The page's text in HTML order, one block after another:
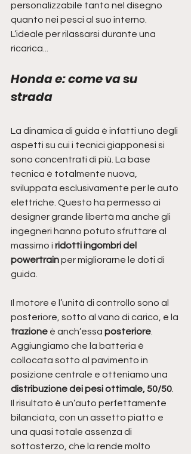
personalizzabile tanto nel disegno
quanto nei pesci al suo interno.
L’ideale per rilassarsi durante una
ricarica...
Honda e: come va su
strada
La dinamica di guida è infatti uno degli
aspetti su cui i tecnici giapponesi si
sono concentrati di più. La base
tecnica è totalmente nuova,
sviluppata esclusivamente per le auto
elettriche. Questo ha permesso ai
designer grande libertà ma anche gli
ingegneri hanno potuto sfruttare al
massimo i ridotti ingombri del
powertrain per migliorarne le doti di
guida.
Il motore e l’unità di controllo sono al
posteriore, sotto al vano di carico, e la
trazione è anch’essa posteriore
Aggiungiamo che la batteria è
collocata sotto al pavimento in
posizione centrale e otteniamo una
distribuzione dei pesi ottimale, 50/50
Il risultato è un’auto perfettamente
bilanciata, con un assetto piatto e
una quasi totale assenza di
sottosterzo, che la rende molto